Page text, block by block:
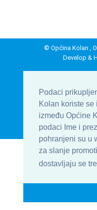
Podaci
Kolan koriste
između Općine
podaci Ime i
pohranjeni su u
za slanje
dostavljaju se
© Općina Kolan ,
Develop &
|